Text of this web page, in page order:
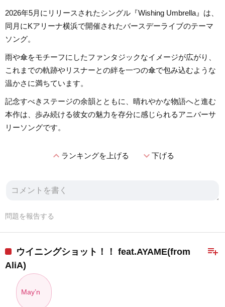
2026年5月にリリースされたシングル『Wishing Umbrella』は、
同月にKアリーナ横浜で開催されたバースデーライブのテーマ
ソング。
雨や傘をモチーフにしたファンタジックなイメージが広がり、
これまでの軌跡やリスナーとの絆を一つの傘で包み込むような
温かさに満ちています。
記念すべきステージの余韻とともに、晴れやかな物語へと進む
本作は、歩み続ける彼女の魅力を存分に感じられるアニバーサ
リーソングです。
expand_lessランキングを上げる expand_more下げる
問題を報告する
playlist_add
ウイニングショット！！ feat.AYAME(from
AliA)
May’n